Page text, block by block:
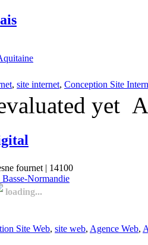
, site internet, Conception Site
yet
fournet | 14100
Normandie
loading...
Site Web, site web, Agence Web,